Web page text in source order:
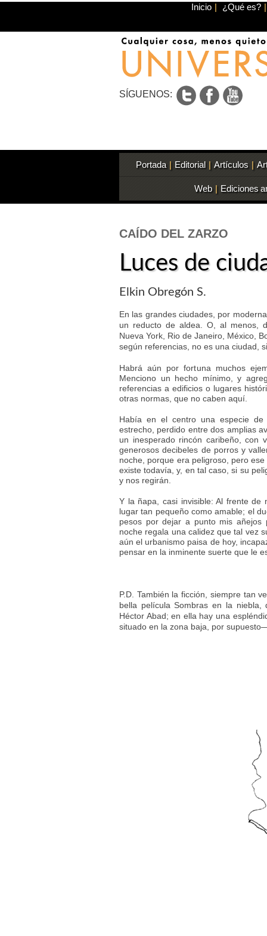
Inicio | ¿Qué es? |
SÍGUENOS:
Portada | Editorial | Artículos |
Web | Ediciones
CAÍDO DEL ZARZO
Luces de
Elkin Obregón S.
En las grandes ciudades, por
un reducto de aldea. O, al menos,
Nueva York, Rio de Janeiro, México,
según referencias, no es una ciudad,
Habrá aún por fortuna muchos
Menciono un hecho mínimo, y
referencias a edificios o lugares
otras normas, que no caben aquí.
Había en el centro una especie
estrecho, perdido entre dos amplias
un inesperado rincón caribeño, con
generosos decibeles de porros y
noche, porque era peligroso, pero
existe todavía, y, en tal caso, si su
y nos regirán.
Y la ñapa, casi invisible: Al frente
lugar tan pequeño como amable; el
pesos por dejar a punto mis
noche regala una calidez que tal vez
aún el urbanismo paisa de hoy,
pensar en la inminente suerte que le
P.D. También la ficción, siempre tan
bella película Sombras en la
Héctor Abad; en ella hay una
situado en la zona baja, por